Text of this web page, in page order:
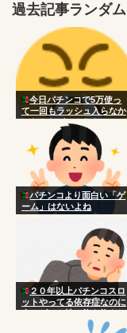
過去記事ランダム
今日パチンコで5万使っ
て一回もラッシュ入らなか
ったんだがこんなもん？
パチンコより面白い「ゲ
ーム」はないよね
２０年以上パチンコスロ
ットやってる依存症なのに
今のゲーム性に飽き飽きし